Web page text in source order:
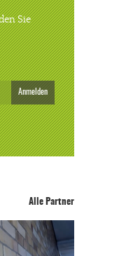
Sie
Anmelden
Alle Partner